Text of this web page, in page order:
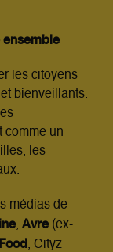
ensemble
les citoyens
bienveillants.
comme un
les
médias de
, Avre (ex-
, Cityz